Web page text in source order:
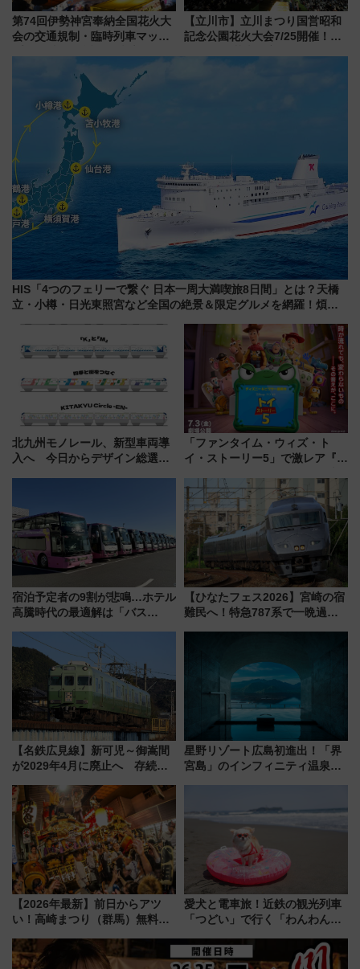
第74回伊勢神宮奉納全国花火大
会の交通規制・臨時列車マッ
【立川市】立川まつり国営昭和
記念公園花火大会7/25開催！
混雑に要注意、その理由は
HIS「4つのフェリーで繋ぐ 日本一周大満喫旅8日間」とは？天橋
立・小樽・日光東照宮など全国の絶景＆限定グルメを網羅！煩雑
北九州モノレール、新型車両導
入へ 今日からデザイン総選挙
「ファンタイム・ウィズ・ト
イ・ストーリー5」で激レア『ロ
デコレーションも徹底解説
宿泊予定者の9割が悲鳴…ホテル
高騰時代の最適解は「バス
した、推し活遠征や観光時のリ
アルな懐事情
【ひなたフェス2026】宮崎の宿
難民へ！特急787系で一晩過ご
【名鉄広見線】新可児～御嵩間
が2029年4月に廃止へ 存続協
星野リゾート広島初進出！「界
宮島」のインフィニティ温泉と
年7月23日開業）
【2026年最新】前日からアツ
い！高崎まつり（群馬）無料観
しまで
愛犬と電車旅！近鉄の観光列車
「つどい」で行く「わんわん列
める日帰りツアー